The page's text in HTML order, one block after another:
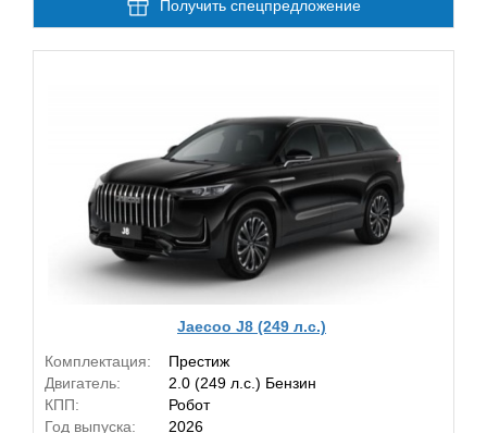
Получить спецпредложение
Jaecoo J8 (249 л.с.)
Комплектация:
Престиж
Двигатель:
2.0 (249 л.с.) Бензин
КПП:
Робот
Год выпуска:
2026